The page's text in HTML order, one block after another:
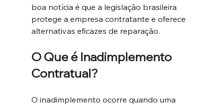
boa notícia é que a legislação brasileira
protege a empresa contratante e oferece
alternativas eficazes de reparação.
O Que é Inadimplemento
Contratual?
O inadimplemento ocorre quando uma